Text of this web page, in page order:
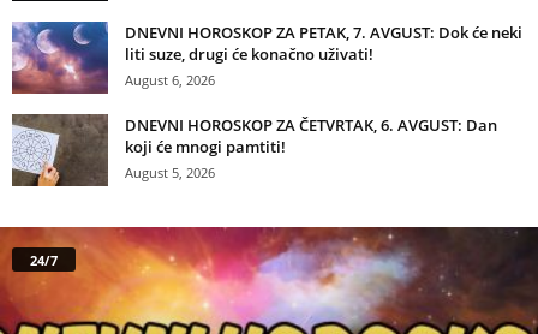
DNEVNI HOROSKOP ZA PETAK, 7. AVGUST: Dok će neki
liti suze, drugi će konačno uživati!
August 6, 2026
DNEVNI HOROSKOP ZA ČETVRTAK, 6. AVGUST: Dan
koji će mnogi pamtiti!
August 5, 2026
24/7